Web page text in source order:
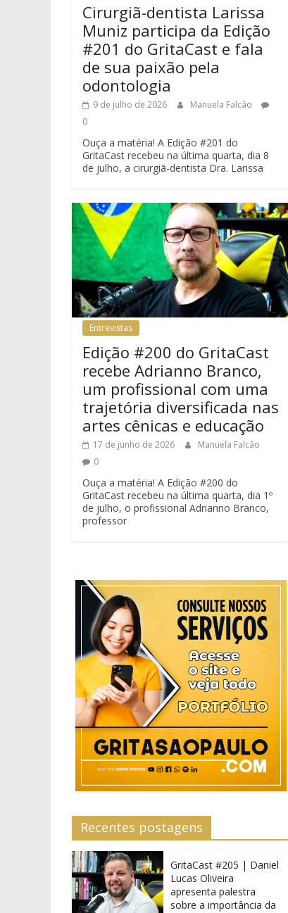
Cirurgiã-dentista Larissa
Muniz participa da Edição
#201 do GritaCast e fala
de sua paixão pela
odontologia
9 de julho de 2026
Manuela Falcão
0
Ouça a matéria! A Edição #201 do
GritaCast recebeu na última quarta, dia 8
de julho, a cirurgiã-dentista Dra. Larissa
Entrevistas
Edição #200 do GritaCast
recebe Adrianno Branco,
um profissional com uma
trajetória diversificada nas
artes cênicas e educação
17 de junho de 2026
Manuela Falcão
0
Ouça a matéria! A Edição #200 do
GritaCast recebeu na última quarta, dia 1º
de julho, o profissional Adrianno Branco,
professor
Recentes postagens
GritaCast #205 | Daniel
Lucas Oliveira
apresenta palestra
sobre a importância da